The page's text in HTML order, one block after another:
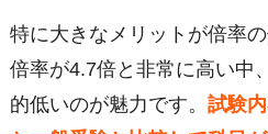
特に大きなメリットが倍率
倍率が4.7倍と非常に高い中
的低いのが魅力です。 試験